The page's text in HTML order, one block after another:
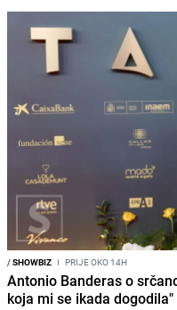
/SHOWBIZ I PRIJE OKO 14H
Antonio Banderas o
koja mi se ikada dogodila"